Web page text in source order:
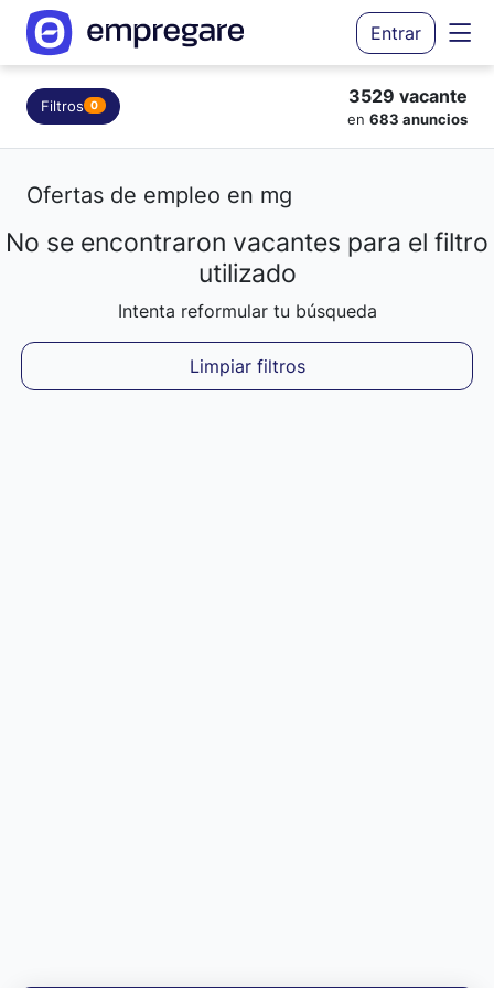
Entrar
Filtros 0 3529 vacante
en 683 anuncios
Ofertas de empleo en mg
Cargando resultados...
No se encontraron vacantes para el filtro
utilizado
Intenta reformular tu búsqueda
Limpiar filtros